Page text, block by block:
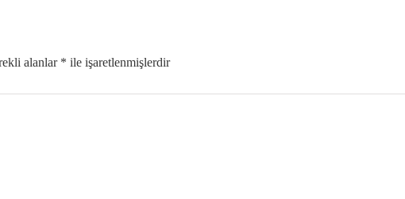
alanlar * ile işaretlenmişlerdir